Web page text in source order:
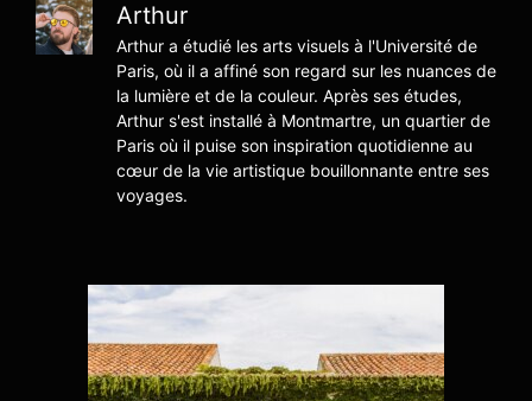
Arthur
Arthur a étudié les arts visuels à l'Université de
Paris, où il a affiné son regard sur les nuances de
la lumière et de la couleur. Après ses études,
Arthur s'est installé à Montmartre, un quartier de
Paris où il puise son inspiration quotidienne au
cœur de la vie artistique bouillonnante entre ses
voyages.